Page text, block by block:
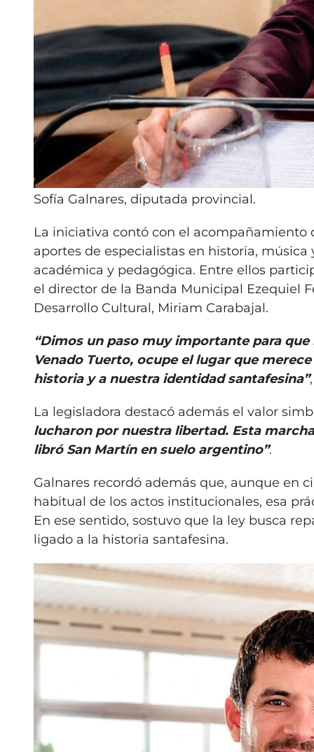
Sofía Galnares, diputada provincial.
La iniciativa contó con el acompañamiento
aportes de especialistas en historia,
académica y pedagógica. Entre ellos
el director de la Banda Municipal Ezequiel
Desarrollo Cultural, Miriam Carabajal.
“Dimos un paso muy importante para que
Venado Tuerto, ocupe el lugar que
historia y a nuestra identidad santafesina”
La legisladora destacó además el valor
lucharon por nuestra libertad. Esta
libró San Martín en suelo argentino”.
Galnares recordó además que, aunque en
habitual de los actos institucionales, esa
En ese sentido, sostuvo que la ley busca
ligado a la historia santafesina.